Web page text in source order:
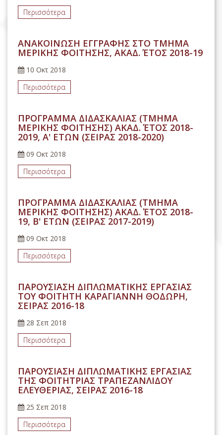
Περισσότερα
ΑΝΑΚΟΙΝΩΣΗ ΕΓΓΡΑΦΗΣ ΣΤΟ ΤΜΗΜΑ
ΜΕΡΙΚΗΣ ΦΟΙΤΗΣΗΣ, ΑΚΑΔ. ΈΤΟΣ 2018-19
10 Οκτ 2018
Περισσότερα
ΠΡΟΓΡΑΜΜΑ ΔΙΔΑΣΚΑΛΙΑΣ (ΤΜΗΜΑ
ΜΕΡΙΚΗΣ ΦΟΙΤΗΣΗΣ) ΑΚΑΔ. ΈΤΟΣ 2018-
2019, Α' ΕΤΩΝ (ΣΕΙΡΑΣ 2018-2020)
09 Οκτ 2018
Περισσότερα
ΠΡΟΓΡΑΜΜΑ ΔΙΔΑΣΚΑΛΙΑΣ (ΤΜΗΜΑ
ΜΕΡΙΚΗΣ ΦΟΙΤΗΣΗΣ) ΑΚΑΔ. ΈΤΟΣ 2018-
19, Β' ΕΤΩΝ (ΣΕΙΡΑΣ 2017-2019)
09 Οκτ 2018
Περισσότερα
ΠΑΡΟΥΣΙΑΣΗ ΔΙΠΛΩΜΑΤΙΚΗΣ ΕΡΓΑΣΙΑΣ
ΤΟΥ ΦΟΙΤΗΤΗ ΚΑΡΑΓΙΑΝΝΗ ΘΟΔΩΡΗ,
ΣΕΙΡΑΣ 2016-18
28 Σεπ 2018
Περισσότερα
ΠΑΡΟΥΣΙΑΣΗ ΔΙΠΛΩΜΑΤΙΚΗΣ ΕΡΓΑΣΙΑΣ
ΤΗΣ ΦΟΙΤΗΤΡΙΑΣ ΤΡΑΠΕΖΑΝΛΙΔΟΥ
ΕΛΕΥΘΕΡΙΑΣ, ΣΕΙΡΑΣ 2016-18
25 Σεπ 2018
Περισσότερα